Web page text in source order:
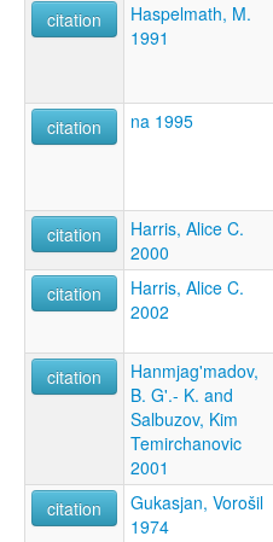
citation
Haspelmath, M.
1991
citation
na 1995
citation
Harris, Alice C.
2000
citation
Harris, Alice C.
2002
citation
Hanmjag'madov,
B. G'.- K. and
Salbuzov, Kim
Temirchanovic
2001
citation
Gukasjan, Vorošil
1974